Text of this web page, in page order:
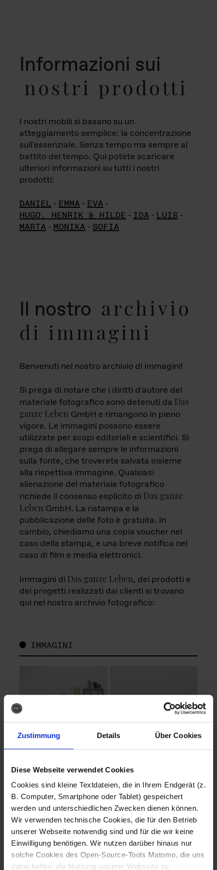
Zustimmung Details Über Cookies
Diese Webseite verwendet Cookies
Cookies sind kleine Textdateien, die in Ihrem Endgerät (z.
B. Computer, Smartphone oder Tablet) gespeichert
werden und unterschiedlichen Zwecken dienen können.
Wir verwenden technische Cookies, die für den Betrieb
unserer Webseite notwendig sind und für die wir keine
Einwilligung benötigen. Wir nutzen darüber hinaus nur
solche Cookies des Open-Source-Tools Matomo, die uns
dabei helfen, die Nutzung unserer Webseite zu
Informazioni sui
nostri prodotti
I nostri mobili si basano su un
atteggiamento semplice: la concentrazione
sull'essenziale. Senza tempo ma sempre al
battito del tempo. Qui potete scaricare
ulteriori informazioni su tutti i nostri
prodotti:
DANIEL - EMMA - EVA -
HUGO, HENRIK & HILDE - IDA - LUIS -
MARTA - MONIKA - SOFIA
Il nostro archivio
di immagini
Benvenuti nel nostro archivio di immagini!
Si prega di notare che i diritti d'autore del
materiale fotografico sono detenuti da Das
ganze Leben GmbH e rimangono in pieno
vigore. Le immagini possono essere
utilizzate per scopi editoriali e scientifici. Si
prega di allegare sempre le informazioni
sulla fonte, che troverete salvata insieme
alla rispettiva immagine. Qualsiasi
alienazione del materiale fotografico
richiede il consenso esplicito di Das ganze
Leben GmbH. La ristampa e la
pubblicazione delle foto è gratuita. In
cambio, chiediamo una copia voucher nel
caso della stampa, e una breve notifica nel
caso di film e media elettronici.
Immagini di Das ganze Leben, dei prodotti e
dei progetti realizzati dai clienti si trovano
qui nel nostro archivio fotografico:
IMMAGINI
Fotografo: Lorenz
Sternbach
Download
Fotografo: Lorenz
Sternbach
Download